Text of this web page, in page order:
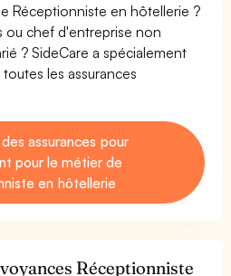
Réceptionniste en hôtellerie ?
ou chef d'entreprise non
? SideCare a spécialement
les assurances
assurances pour
pour le métier de
en hôtellerie
Réceptionniste